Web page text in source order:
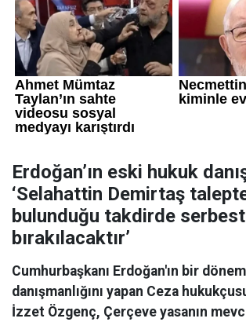
Erdoğan’ın eski hukuk
‘Selahattin Demirtaş
bulunduğu takdirde serbest
bırakılacaktır’
Cumhurbaşkanı Erdoğan'ın bir
danışmanlığını yapan Ceza
İzzet Özgenç, Çerçeve yasanın